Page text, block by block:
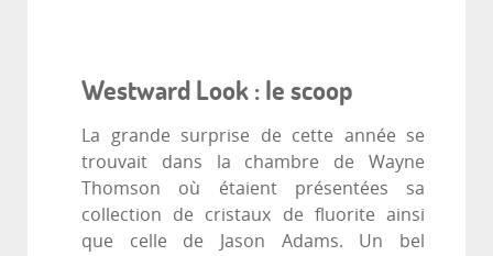
Westward Look : le scoop
La grande surprise de cette année se
trouvait dans la chambre de Wayne
Thomson où étaient présentées sa
collection de cristaux de fluorite ainsi
que celle de Jason Adams. Un bel